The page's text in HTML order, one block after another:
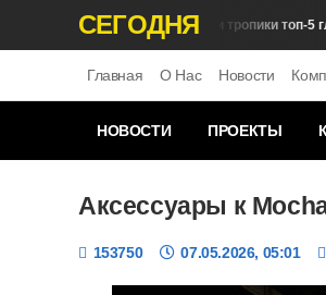
СЕГОДНЯ
Тренды Сезона Гжель и тропики топ-5
Главная О Нас Новости
НОВОСТИ ПРОЕКТЫ
Аксессуары к
153750 07.05.2026, 05:01